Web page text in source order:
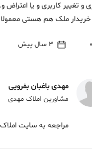
و تغییر کاربری و یا
ملک هم هستی معمولا
0 3 سال پیش
مهدی باغبان بفرویی
مشاورین املاک مهدی
مراجعه به سایت